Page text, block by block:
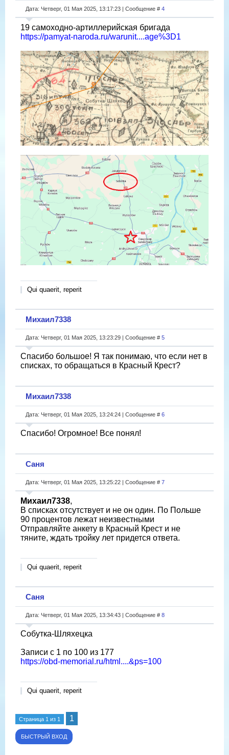
Дата: Четверг, 01 Мая 2025, 13:17:23 | Сообщение # 4
19 самоходно-артиллерийская бригада
https://pamyat-naroda.ru/warunit....age%3D1
Qui quaerit, reperit
Михаил7338
Дата: Четверг, 01 Мая 2025, 13:23:29 | Сообщение # 5
Спасибо большое! Я так понимаю, что если нет в
списках, то обращаться в Красный Крест?
Михаил7338
Дата: Четверг, 01 Мая 2025, 13:24:24 | Сообщение # 6
Спасибо! Огромное! Все понял!
Саня
Дата: Четверг, 01 Мая 2025, 13:25:22 | Сообщение # 7
Михаил7338,
В списках отсутствует и не он один. По Польше
90 процентов лежат неизвестными
Отправляйте анкету в Красный Крест и не
тяните, ждать тройку лет придется ответа.
Qui quaerit, reperit
Саня
Дата: Четверг, 01 Мая 2025, 13:34:43 | Сообщение # 8
Собутка-Шляхецка
Записи с 1 по 100 из 177
https://obd-memorial.ru/html....&ps=100
Qui quaerit, reperit
Страница 1 из 1 1